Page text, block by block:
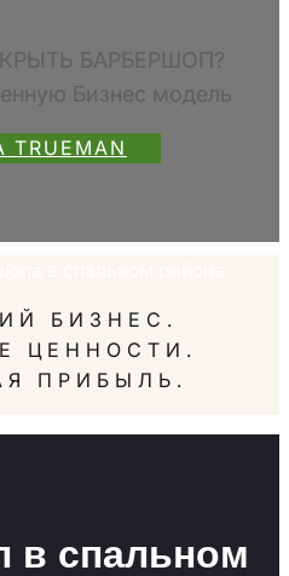
БАРБЕРШОП?
Бизнес модель
БИЗНЕС.
ЦЕННОСТИ.
ПРИБЫЛЬ.
в спальном